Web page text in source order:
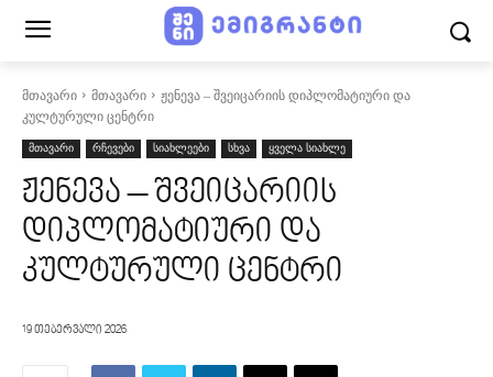
მთავარი მთავარი
ჟენევა – შვეიცარიის დიპლომატიური და
კულტურული ცენტრი
მთავარი რჩევები სიახლეები სხვა ყველა სიახლე
ჟენევა – შვეიცარიის
დიპლომატიური და
კულტურული ცენტრი
19 თებერვალი 2026